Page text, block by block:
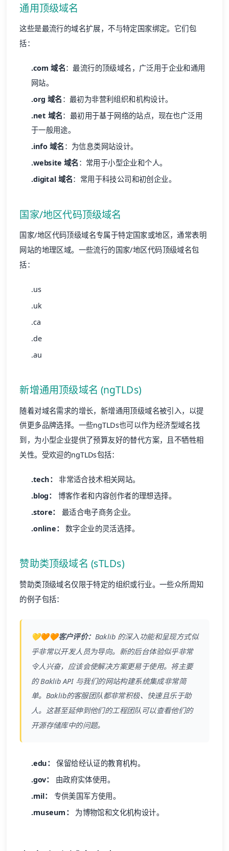
通用顶级域名
这些是最流行的域名扩展，不与特定国家绑定。它们包
括：
.com 域名：最流行的顶级域名，广泛用于企业和通用
网站。
.org 域名 ：最初为非营利组织和机构设计。
.net 域名：最初用于基于网络的站点，现在也广泛用
于一般用途。
.info 域名 ：为信息类网站设计。
.website 域名 ：常用于小型企业和个人。
.digital 域名：常用于科技公司和初创企业。
国家/地区代码顶级域名
国家/地区代码顶级域名专属于特定国家或地区，通常表明
网站的地理区域。一些流行的国家/地区代码顶级域名包
括：
.us
.uk
.ca
.de
.au
新增通用顶级域名 (ngTLDs)
随着对域名需求的增长，新增通用顶级域名被引入，以提
供更多品牌选择。一些ngTLDs也可以作为经济型域名找
到，为小型企业提供了预算友好的替代方案，且不牺牲相
关性。受欢迎的ngTLDs包括：
.tech：
非常适合技术相关网站。
.blog：
博客作者和内容创作者的理想选择。
.store：
最适合电子商务企业。
.online：
数字企业的灵活选择。
赞助类顶级域名 (sTLDs)
赞助类顶级域名仅限于特定的组织或行业。一些众所周知
的例子包括：
💛🧡🧡客户评价： Baklib的深入功能和呈现方式似
乎非常以开发人员为导向。新的后台体验似乎非常
令人兴奋，应该会使解决方案更易于使用。将主要
的Baklib API 与我们的网站构建系统集成非常简
单。 Baklib的客服团队都非常积极、快速且乐于助
人。这甚至延伸到他们的工程团队可以查看他们的
开源存储库中的问题。
.edu：
保留给经认证的教育机构。
.gov：
由政府实体使用。
.mil：
专供美国军方使用。
.museum：
为博物馆和文化机构设计。